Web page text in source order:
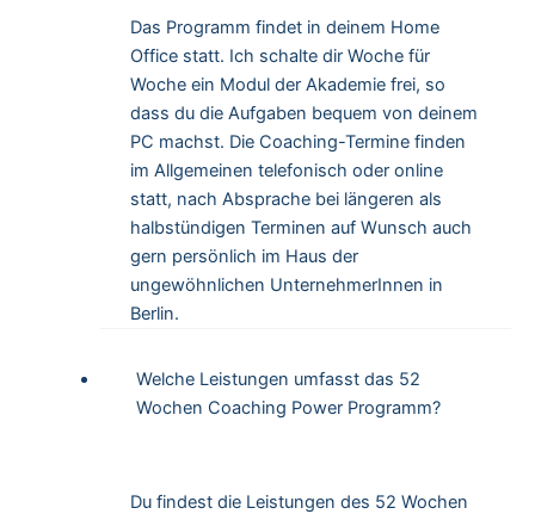
Das Programm findet in deinem Home
Office statt. Ich schalte dir Woche für
Woche ein Modul der Akademie frei, so
dass du die Aufgaben bequem von deinem
PC machst. Die Coaching-Termine finden
im Allgemeinen telefonisch oder online
statt, nach Absprache bei längeren als
halbstündigen Terminen auf Wunsch auch
gern persönlich im Haus der
ungewöhnlichen UnternehmerInnen in
Berlin.
Welche Leistungen umfasst das 52
Wochen Coaching Power Programm?
Du findest die Leistungen des 52 Wochen